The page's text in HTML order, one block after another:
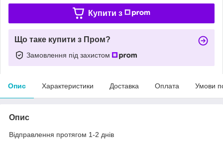
Купити з
Що таке купити з Пром?
Замовлення під захистом
Опис Характеристики Доставка Оплата Умови
Опис
Відправлення протягом 1-2 днів